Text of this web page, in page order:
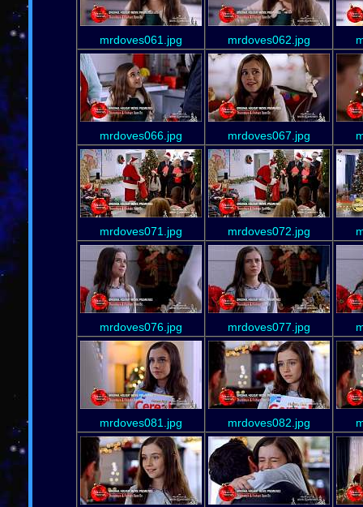
mrdoves061.jpg mrdoves062.jpg
mrdoves066.jpg mrdoves067.jpg
mrdoves071.jpg mrdoves072.jpg
mrdoves076.jpg mrdoves077.jpg
mrdoves081.jpg mrdoves082.jpg